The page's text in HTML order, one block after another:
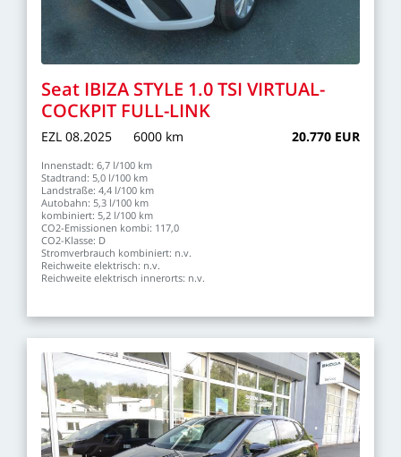
Seat IBIZA STYLE 1.0TSI VIRTUAL-
COCKPIT FULL-LINK
EZL 08.2025 6000 km 20.770 EUR
Innenstadt: 6,7 l/100 km
Stadtrand: 5,0 l/100 km
Landstraße: 4,4 l/100 km
Autobahn: 5,3 l/100 km
kombiniert: 5,2 l/100 km
CO2-Emissionen kombi: 117,0
CO2-Klasse: D
Stromverbrauch kombiniert: n.v.
Reichweite elektrisch: n.v.
Reichweite elektrisch innerorts: n.v.